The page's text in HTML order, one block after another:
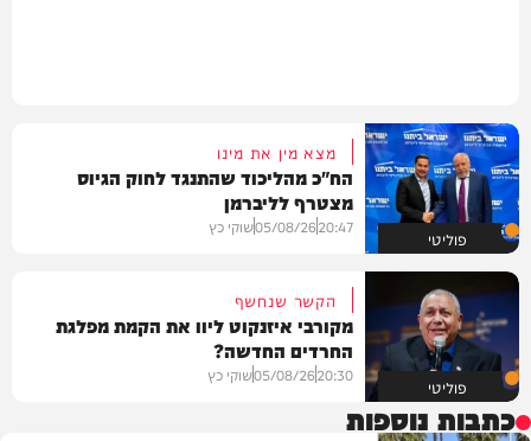
פוליטי
מצא מין את מינו
הח"כ מהליכוד שהתנגד לחוק הגיוס
מצטרף לליברמן
20:47
05/08/26שוקי כץ
פוליטי
הקשר שנחשף
מקורבי איזנקוט ליוו את הקמת מפלגת
החרדים החדשה?
20:30
05/08/26שוקי כץ
כתבות נוספות